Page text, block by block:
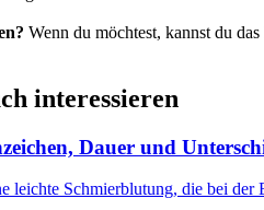
Wenn du möchtest, kannst du
interessieren
Dauer und
leichte Schmierblutung, die bei